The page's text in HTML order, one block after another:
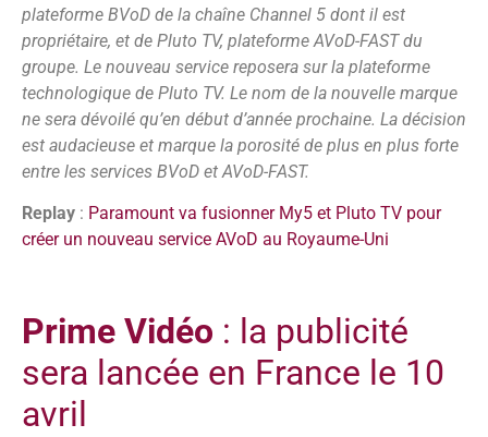
plateforme BVoD de la chaîne Channel 5 dont il est
propriétaire, et de Pluto TV, plateforme AVoD-FAST du
groupe. Le nouveau service reposera sur la plateforme
technologique de Pluto TV. Le nom de la nouvelle marque
ne sera dévoilé qu’en début d’année prochaine. La décision
est audacieuse et marque la porosité de plus en plus forte
entre les services BVoD et AVoD-FAST.
Replay : Paramount va fusionner My5 et Pluto TV pour
créer un nouveau service AVoD au Royaume-Uni
Prime Vidéo : la publicité
sera lancée en France le 10
avril